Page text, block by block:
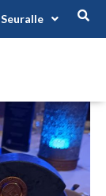
Seuralle